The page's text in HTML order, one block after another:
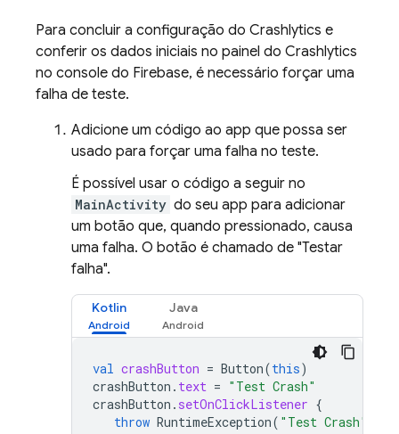
Para concluir a configuração do Crashlytics e
conferir os dados iniciais no painel do Crashlytics
no console do Firebase, é necessário forçar uma
falha de teste.
Adicione um código ao app que possa ser
usado para forçar uma falha no teste.
É possível usar o código a seguir no
MainActivity do seu app para adicionar
um botão que, quando pressionado, causa
uma falha. O botão é chamado de "Testar
falha".
Kotlin Java
val crashButton = Button(this)
crashButton . text = "Test Crash"
crashButton . setOnClickListener {
throw RuntimeException( "Test Crash"